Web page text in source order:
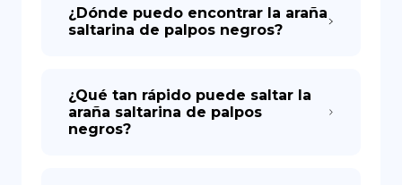
¿Dónde puedo encontrar la araña
saltarina de palpos negros?
¿Qué tan rápido puede saltar la
araña saltarina de palpos
negros?